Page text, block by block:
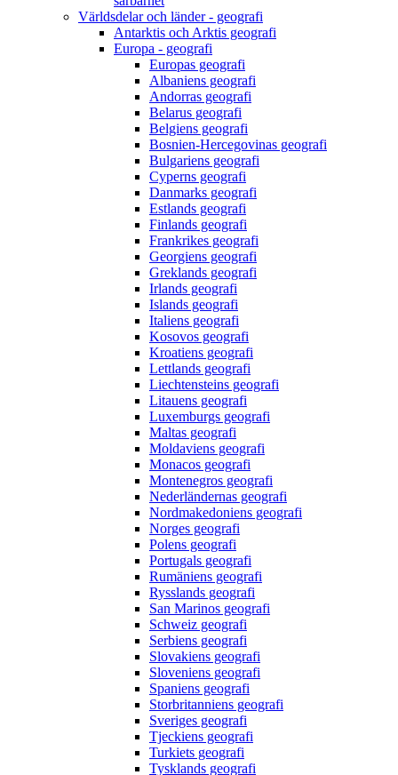
Världsdelar och länder - geografi
Antarktis och Arktis geografi
Europa - geografi
Europas geografi
Albaniens geografi
Andorras geografi
Belarus geografi
Belgiens geografi
Bosnien-Hercegovinas geografi
Bulgariens geografi
Cyperns geografi
Danmarks geografi
Estlands geografi
Finlands geografi
Frankrikes geografi
Georgiens geografi
Greklands geografi
Irlands geografi
Islands geografi
Italiens geografi
Kosovos geografi
Kroatiens geografi
Lettlands geografi
Liechtensteins geografi
Litauens geografi
Luxemburgs geografi
Maltas geografi
Moldaviens geografi
Monacos geografi
Montenegros geografi
Nederländernas geografi
Nordmakedoniens geografi
Norges geografi
Polens geografi
Portugals geografi
Rumäniens geografi
Rysslands geografi
San Marinos geografi
Schweiz geografi
Serbiens geografi
Slovakiens geografi
Sloveniens geografi
Spaniens geografi
Storbritanniens geografi
Sveriges geografi
Tjeckiens geografi
Turkiets geografi
Tysklands geografi